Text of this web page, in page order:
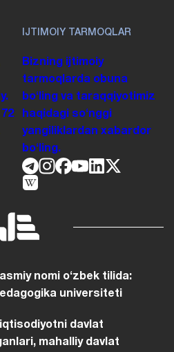
72
IJTIMOIY TARMOQLAR
Bizning ijtimoiy
tarmoqlarda obuna
boʻling va taraqqiyotimiz
haqidagi soʻnggi
yangiliklardan xabardor
boʻling.
nomi oʻzbek tilida:
universiteti
davlat
mahalliy davlat